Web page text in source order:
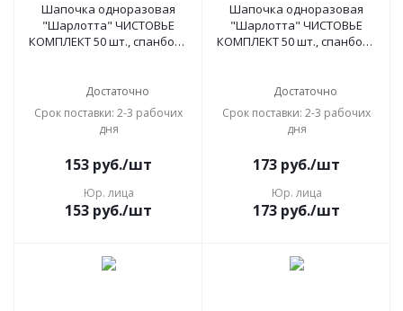
Шапочка одноразовая
"Шарлотта" ЧИСТОВЬЕ
КОМПЛЕКТ 50 шт., спанбонд
Достаточно
Срок поставки: 2-3 рабочих
дня
153 руб./шт
Юр. лица
153 руб./шт
Шапочка одноразовая
"Шарлотта" ЧИСТОВЬЕ
КОМПЛЕКТ 50 шт., спанбонд
Достаточно
Срок поставки: 2-3 рабочих
дня
173 руб./шт
Юр. лица
173 руб./шт